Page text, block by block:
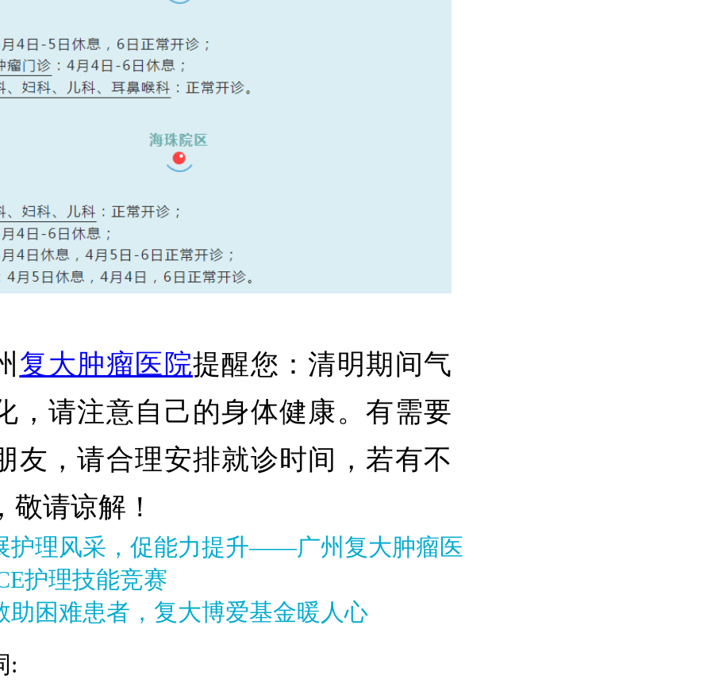
复大肿瘤医院提醒您：清明期间气
，请注意自己的身体健康。有需要
友，请合理安排就诊时间，若有不
敬请谅解！
护理风采，促能力提升——广州复大肿瘤医
护理技能竞赛
助困难患者，复大博爱基金暖人心
: